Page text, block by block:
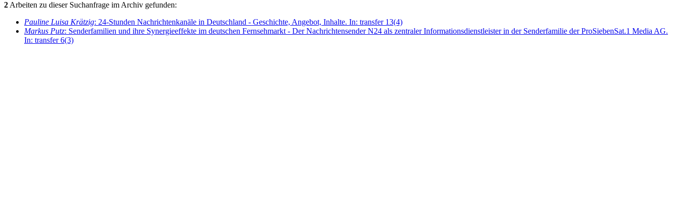
2Arbeiten zu dieser Suchanfrage im Archiv gefunden:
Pauline Luisa Krätzig: 24-Stunden Nachrichtenkanäle in Deutschland - Geschichte, Angebot, Inhalte. In: transfer 13(4)
Markus Putz: Senderfamilien und ihre Synergieeffekte im deutschen Fernsehmarkt - Der Nachrichtensender N24 als zentraler Informationsdienstleister in der Senderfamilie der ProSiebenSat.1 Media AG.
In: transfer 6(3)